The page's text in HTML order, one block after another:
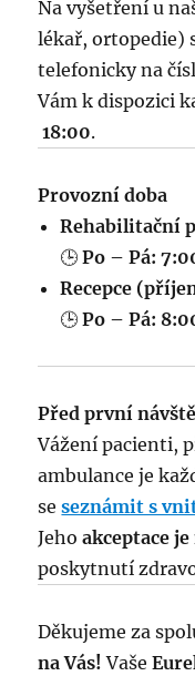
Na vyšetření u
lékař, ortopedie)
telefonicky na
Vám k dispozici
18:00.
Provozní doba
Rehabilitační
🕒Po – Pá:
Recepce
🕒Po – Pá:
Před první
Vážení pacienti,
ambulance je
seseznámit s
Jehoakceptace
poskytnutí
Děkujeme za
na Vás! Vaše